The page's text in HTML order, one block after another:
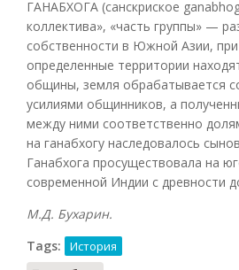
ГАНАБХОГА (санскриское
коллектива», «часть группы» —
собственности в Южной Азии,
определенные территории
общины, земля обрабатывается
усилиями общинников, а
между ними соответственно
на ганабхогу наследовалось
Ганабхога просуществовала на
современной Индии с древности
М.Д. Бухарин.
Tags:
История